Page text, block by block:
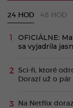
24 HOD 48 HOD
OFICIÁLNE:
sa vyjadrila
Sci-fi, ktoré
Dorazí už o pár
Na Netflix